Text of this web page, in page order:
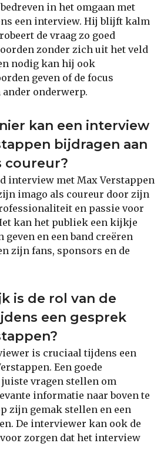
in het omgaan met
een interview. Hij blijft kalm
de vraag zo goed
zonder zich uit het veld
nodig kan hij ook
geven of de focus
ander onderwerp.
kan een interview
bijdragen aan
coureur?
interview met Max Verstappen
imago als coureur door zijn
en passie voor
kan het publiek een kijkje
geven en een band creëren
zijn fans, sponsors en de
is de rol van de
een gesprek
is cruciaal tijdens een
Een goede
vragen stellen om
informatie naar boven te
zijn gemak stellen en een
De interviewer kan ook de
zorgen dat het interview